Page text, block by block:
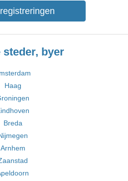
steder, byer
Haag
Breda
Arnhem